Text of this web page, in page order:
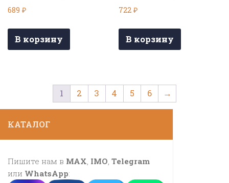
689 ₽
В корзину
722₽
В корзину
1 2 3 4 5 6 →
КАТАЛОГ
Пишите нам в MAX IMO Telegram
или WhatsApp: